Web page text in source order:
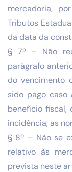
mercadoria,
Tributos
da data da
§ 7º – Não
parágrafo
do vencimento
sido pago caso
benefício fiscal,
incidência, as
§ 8º – Não se
relativo às
prevista neste